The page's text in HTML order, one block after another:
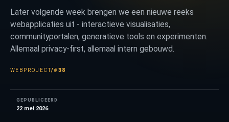
Later volgende week brengen we een nieuwe reeks
webapplicaties uit - interactieve visualisaties,
communityportalen, generatieve tools en experimenten.
Allemaal privacy-first, allemaal intern gebouwd.
WEBPROJECT/#38
GEPUBLICEERD
22 mei 2026